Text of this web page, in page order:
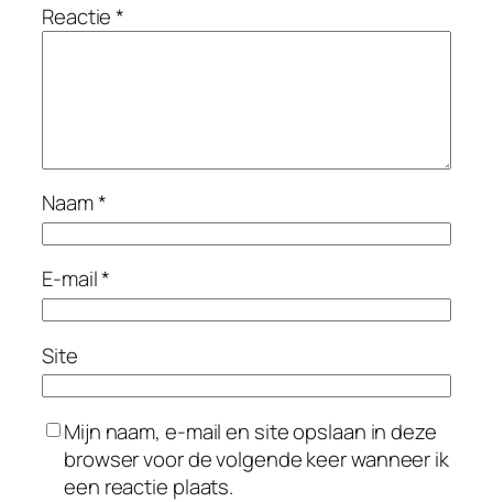
Reactie*
Naam*
E-mail*
Site
Mijn naam, e-mail en site opslaan in deze
browser voor de volgende keer wanneer ik
een reactie plaats.